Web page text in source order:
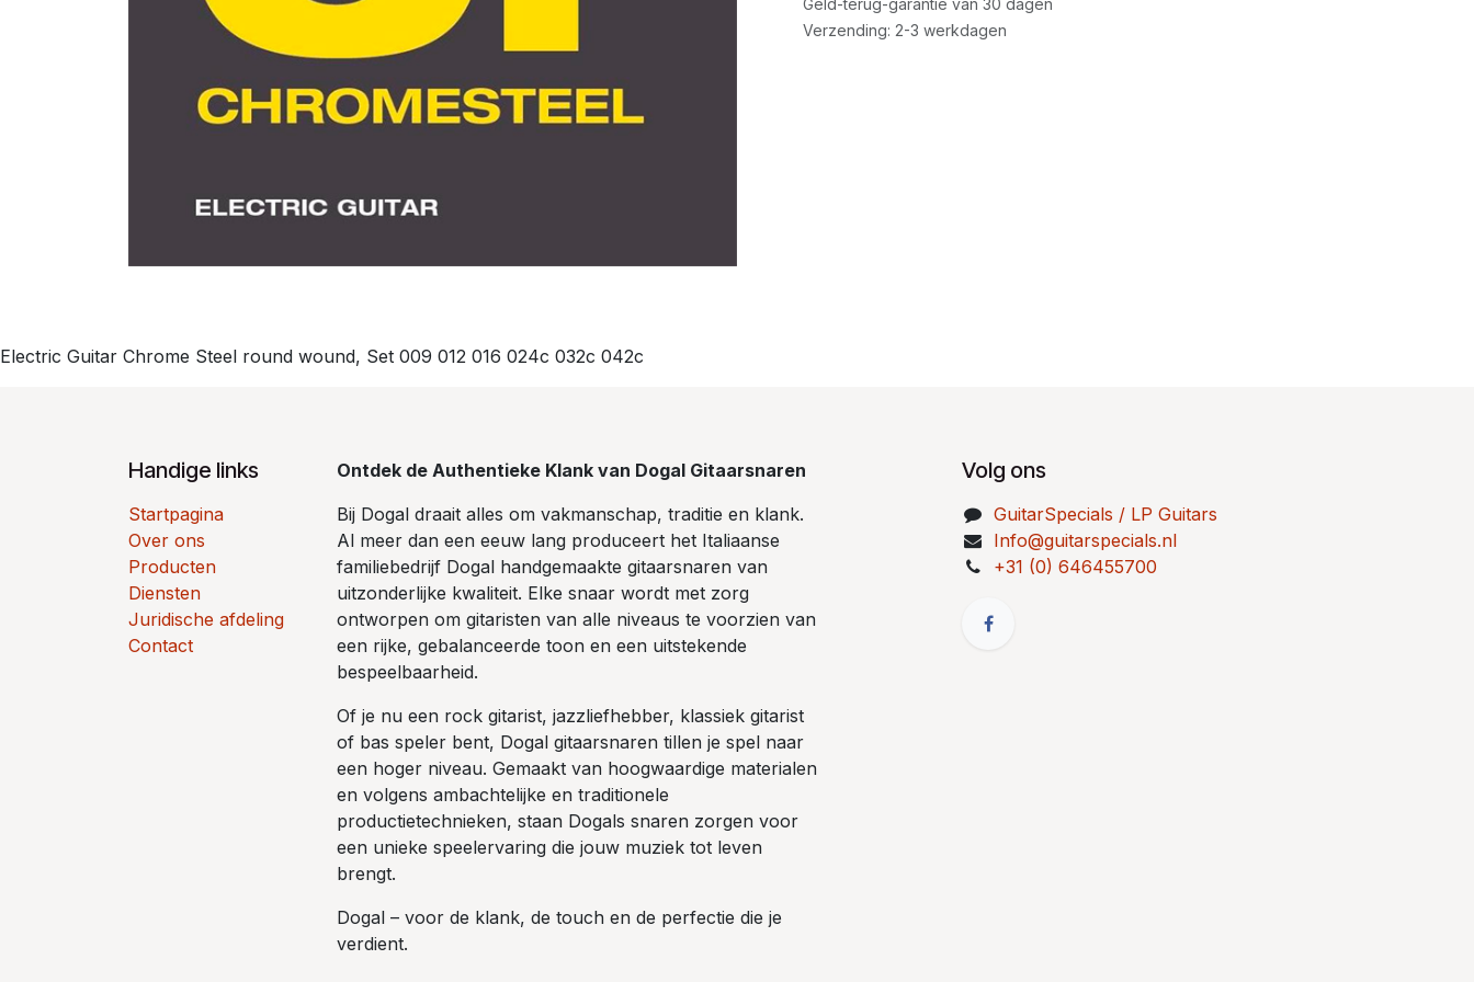
Geld-terug-garantie van 30 dagen
Verzending: 2-3 werkdagen
Electric Guitar Chrome Steel round wound, Set 009 012 016 024c 032c 042c
Handige links
Startpagina
Over ons
Producten
Diensten
Juridische afdeling
Contact
Ontdek de Authentieke Klank van Dogal Gitaarsnaren
Bij Dogal draait alles om vakmanschap, traditie en klank.
Al meer dan een eeuw lang produceert het Italiaanse
familiebedrijf Dogal handgemaakte gitaarsnaren van
uitzonderlijke kwaliteit. Elke snaar wordt met zorg
ontworpen om gitaristen van alle niveaus te voorzien van
een rijke, gebalanceerde toon en een uitstekende
bespeelbaarheid.
Of je nu een rock gitarist, jazzliefhebber, klassiek gitarist
of bas speler bent, Dogal gitaarsnaren tillen je spel naar
een hoger niveau. Gemaakt van hoogwaardige materialen
en volgens ambachtelijke en traditionele
productietechnieken, staan Dogals snaren zorgen voor
een unieke speelervaring die jouw muziek tot leven
brengt.
Dogal – voor de klank, de touch en de perfectie die je
verdient.
Volg ons
GuitarSpecials / LP Guitars
Info@guitarspecials.nl
+31 (0) 646455700